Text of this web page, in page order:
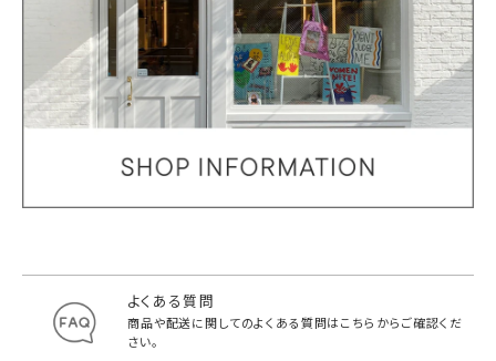
よくある質問
商品や配送に関してのよくある質問はこちらからご確認くだ
さい。